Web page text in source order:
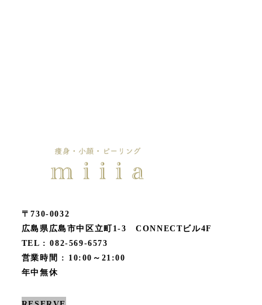
〒730-0032
広島県広島市中区立町1-3 CONNECTビル4F
TEL : 082-569-6573
営業時間 : 10:00～21:00
年中無休